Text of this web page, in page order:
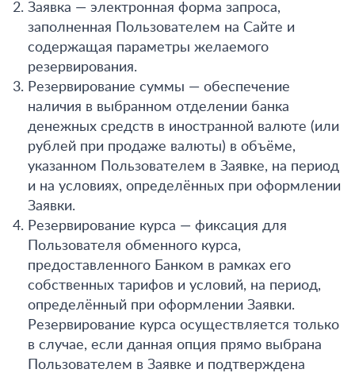
Заявка — электронная форма запроса,
заполненная Пользователем на Сайте и
содержащая параметры желаемого
резервирования.
Резервирование суммы — обеспечение
наличия в выбранном отделении банка
денежных средств в иностранной валюте (или
рублей при продаже валюты) в объёме,
указанном Пользователем в Заявке, на период
и на условиях, определённых при оформлении
Заявки.
Резервирование курса — фиксация для
Пользователя обменного курса,
предоставленного Банком в рамках его
собственных тарифов и условий, на период,
определённый при оформлении Заявки.
Резервирование курса осуществляется только
в случае, если данная опция прямо выбрана
Пользователем в Заявке и подтверждена